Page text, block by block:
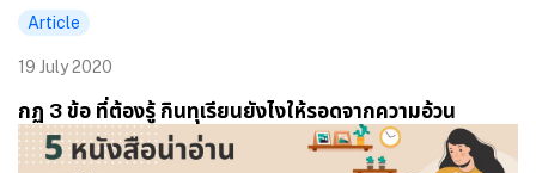
Article
19 July 2020
กฏ 3 ข้อ ที่ต้องรู้ กินทุเรียนยังไงให้รอดจากความอ้วน